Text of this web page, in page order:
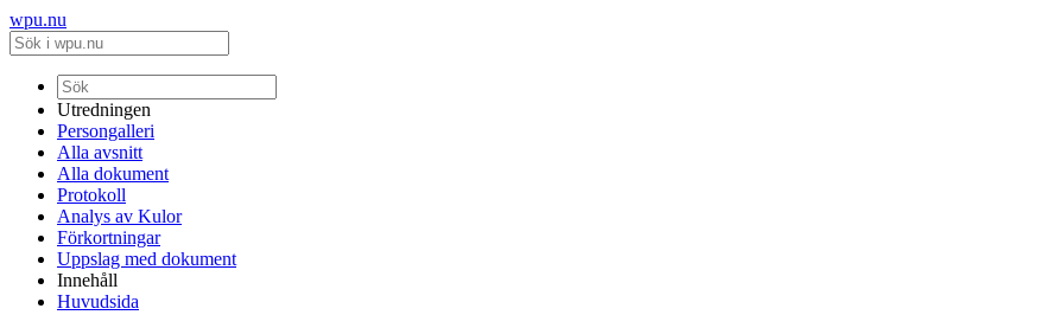
wpu.nu
Utredningen
Persongalleri
Alla avsnitt
Alla dokument
Protokoll
Analys av Kulor
Förkortningar
Uppslag med dokument
Innehåll
Huvudsida